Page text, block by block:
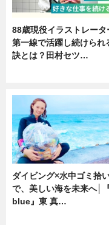
88歳現役イラストレータ
第一線で活躍し続けられ
訣とは？田村セツ…
ダイビング×水中ゴミ拾
で、美しい海を未来へ│
blue』東 真…